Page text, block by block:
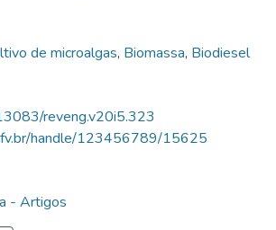
de microalgas, Biomassa, Biodiesel
reveng.v20i5.323
handle/123456789/15625
- Artigos